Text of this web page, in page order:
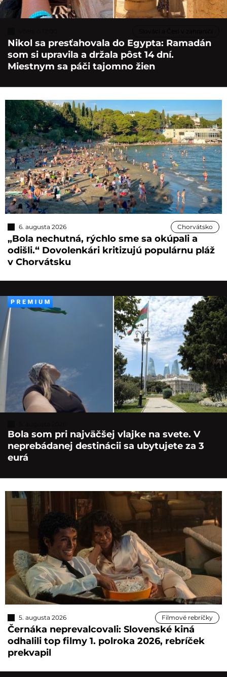
Nikol sa presťahovala do Egypta: Ramadán
som si upravila a držala pôst 14 dní.
Miestnym sa páči tajomno žien
6. augusta 2026 Chorvátsko
„Bola nechutná, rýchlo sme sa okúpali a
odišli.“ Dovolenkári kritizujú populárnu pláž
v Chorvátsku
Bola som pri najväčšej vlajke na svete. V
neprebádanej destinácii sa ubytujete za 3
eurá
5. augusta 2026 Filmové rebríčky
Černáka neprevalcovali: Slovenské kiná
odhalili top filmy 1. polroka 2026, rebríček
prekvapil